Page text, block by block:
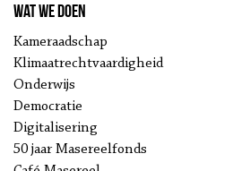
Wat we doen
Kameraadschap
Klimaatrechtvaardigheid
Onderwijs
Democratie
Digitalisering
50 jaar Masereelfonds